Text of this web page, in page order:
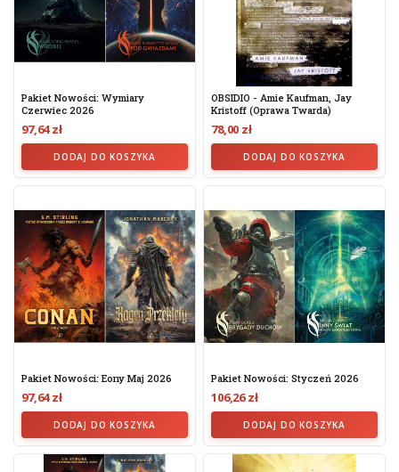
Pakiet Nowości: Wymiary
Czerwiec 2026
97,64 zł
DODAJ DO KOSZYKA
OBSIDIO - Amie Kaufman, Jay
Kristoff (oprawa Twarda)
78,00 zł
DODAJ DO KOSZYKA
Pakiet Nowości: Eony Maj 2026
97,64 zł
DODAJ DO KOSZYKA
Pakiet Nowości: Styczeń 2026
106,26 zł
DODAJ DO KOSZYKA